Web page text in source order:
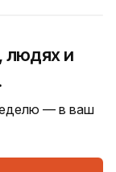
людях и
— в ваш